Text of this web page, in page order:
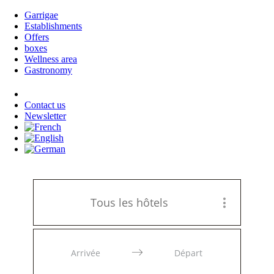
Garrigae
Establishments
Offers
boxes
Wellness area
Gastronomy
Contact us
Newsletter
Tous les hôtels